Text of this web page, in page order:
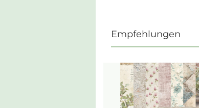
Empfehlungen